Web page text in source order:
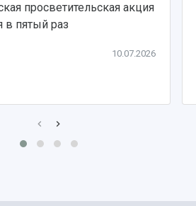
просветительская акция
в пятый раз
10.07.2026